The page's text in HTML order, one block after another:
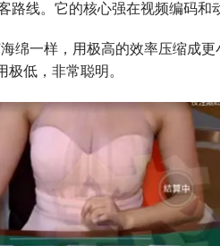
路线。它的核心强在视频编码和
绵一样，用极高的效率压缩成
低，非常聪明。